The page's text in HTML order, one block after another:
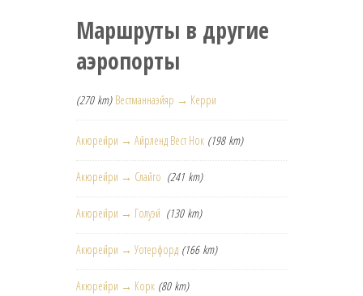
Маршруты в другие
аэропорты
(270 km) Вестманнаэйяр → Керри
Акюрейри → Айрленд Вест Нок (198 km)
Акюрейри → Слайго (241 km)
Акюрейри → Голуэй (130 km)
Акюрейри → Уотерфорд (166 km)
Акюрейри → Корк (80 km)